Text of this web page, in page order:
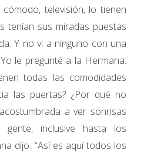
televisión, lo tienen
tenían sus miradas puestas
Y no vi a ninguno con una
le pregunté a la Hermana:
todas las comodidades
las puertas? ¿Por qué no
a ver sonrisas
inclusive hasta los
dijo: “Así es aquí todos los